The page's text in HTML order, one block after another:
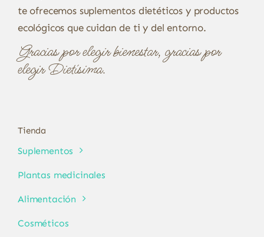
te ofrecemos suplementos dietéticos y productos
ecológicos que cuidan de ti y del entorno.
Gracias por elegir bienestar, gracias por
elegir Dietísima.
Tienda
Suplementos
Plantas medicinales
Alimentación
Cosméticos